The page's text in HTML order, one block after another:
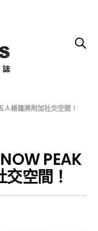
帳篷將附加社交空間！
PEAK
空間！